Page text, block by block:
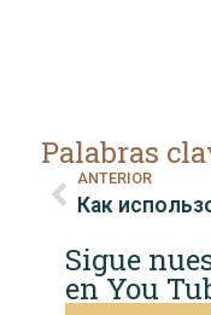
Palabras
ANTERIOR
Sigue
en You